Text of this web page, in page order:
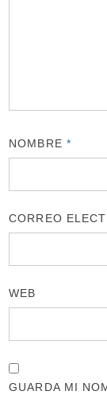
NOMBRE *
CORREO
WEB
GUARDA MI